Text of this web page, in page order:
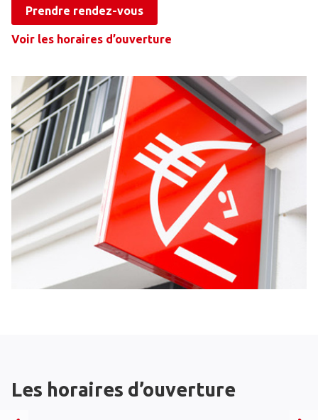
Prendre rendez-vous
Voir les horaires d’ouverture
Les horaires d’ouverture